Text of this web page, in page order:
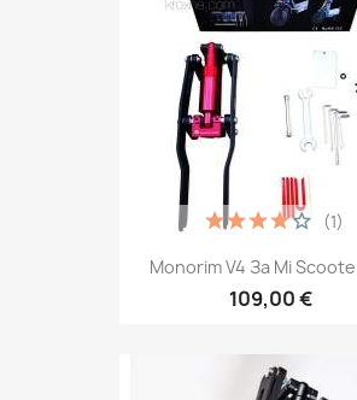
Monorim V4 За Mi
109,00 €
(1)